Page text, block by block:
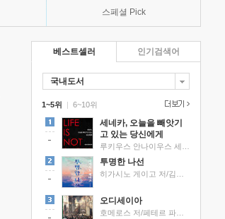
스페셜 Pick
베스트셀러
국내도서
1~5위 |
세네카, 오늘을 빼앗기
고 있는 당신에게
투명한 나선
오디세이아
6~10위
인기검색어